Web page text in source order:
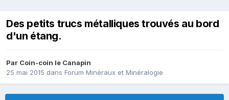
Des petits trucs métalliques trouvés au bord
d'un étang.
Par Coin-coin le Canapin
25 mai 2015 dans Forum Minéraux et Minéralogie